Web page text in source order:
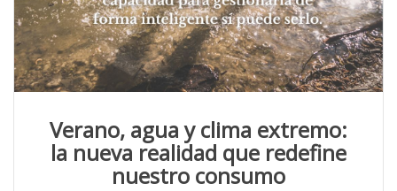
Verano, agua y clima extremo:
la nueva realidad que redefine
nuestro consumo